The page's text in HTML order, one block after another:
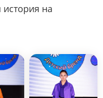
история на